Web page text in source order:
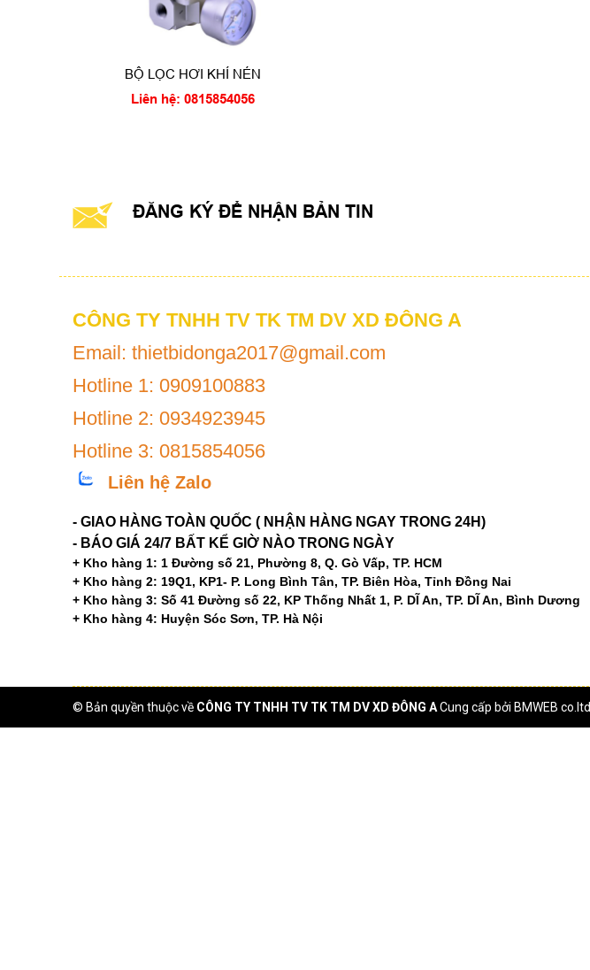
BỘ LỌC HƠI KHÍ NÉN
Liên hệ: 0815854056
ĐĂNG KÝ ĐỂ NHẬN BẢN TIN
CÔNG TY TNHH TV TK TM DV XD ĐÔNG A
Email: thietbidonga2017@gmail.com
Hotline 1: 0909100883
Hotline 2: 0934923945
Hotline 3: 0815854056
Liên hệ Zalo
- GIAO HÀNG TOÀN QUỐC ( NHẬN HÀNG NGAY TRONG 24H)
- BÁO GIÁ 24/7 BẤT KỂ GIỜ NÀO TRONG NGÀY
+ Kho hàng 1: 1 Đường số 21, Phường 8, Q. Gò Vấp, TP. HCM
+ Kho hàng 2: 19Q1, KP1- P. Long Bình Tân, TP. Biên Hòa, Tỉnh Đồng Nai
+ Kho hàng 3: Số 41 Đường số 22, KP Thống Nhất 1, P. DĨ An, TP. DĨ An, Bình Dương
+ Kho hàng 4: Huyện Sóc Sơn, TP. Hà Nội
© Bản quyền thuộc về CÔNG TY TNHH TV TK TM DV XD ĐÔNG ACung cấp bởi BMWEB co.ltd